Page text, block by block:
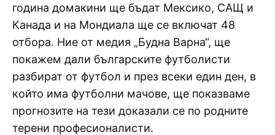
година домакини ще бъдат Мексико, САЩ и
Канада и на Мондиала ще се включат 48
отбора. Ние от медия „Будна Варна“, ще
покажем дали българските футболисти
разбират от футбол и през всеки един ден, в
който има футболни мачове, ще показваме
прогнозите на тези доказали се по родните
терени професионалисти.